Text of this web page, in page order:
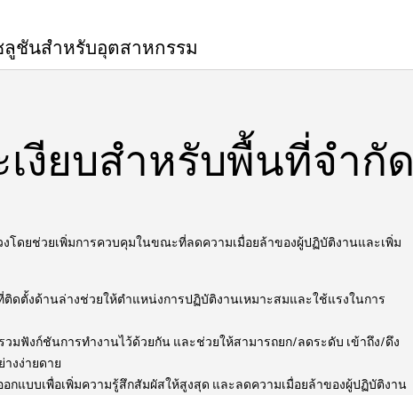
ลูชันสำหรับอุตสาหกรรม
งียบสำหรับพื้นที่จำกัด
วงโดยช่วยเพิ่มการควบคุมในขณะที่ลดความเมื่อยล้าของผู้ปฏิบัติงานและเพิ่ม
ดตั้งด้านล่างช่วยให้ตำแหน่งการปฏิบัติงานเหมาะสมและใช้แรงในการ
มฟังก์ชันการทำงานไว้ด้วยกัน และช่วยให้สามารถยก/ลดระดับ เข้าถึง/ดึง
างง่ายดาย
กแบบเพื่อเพิ่มความรู้สึกสัมผัสให้สูงสุด และลดความเมื่อยล้าของผู้ปฏิบัติงาน